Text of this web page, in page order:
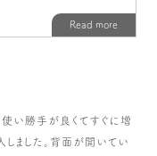
使い勝手が良くてすぐに増
しました。背面が開いてい